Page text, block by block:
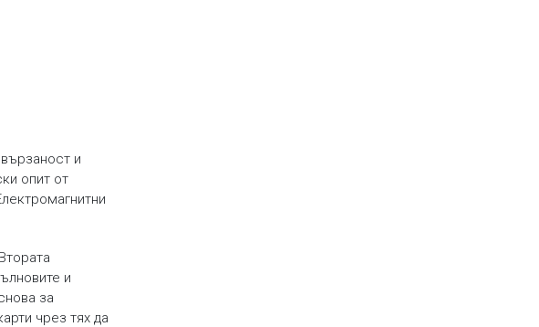
и
опит от
и
за
чрез тях да